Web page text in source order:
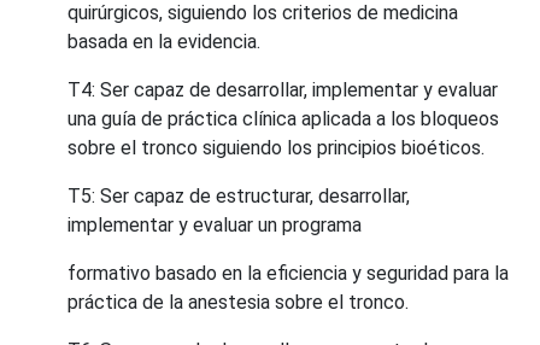
quirúrgicos, siguiendo los criterios de medicina
basada en la evidencia.
T4: Ser capaz de desarrollar, implementar y evaluar
una guía de práctica clínica aplicada a los bloqueos
sobre el tronco siguiendo los principios bioéticos.
T5: Ser capaz de estructurar, desarrollar,
implementar y evaluar un programa
formativo basado en la eficiencia y seguridad para la
práctica de la anestesia sobre el tronco.